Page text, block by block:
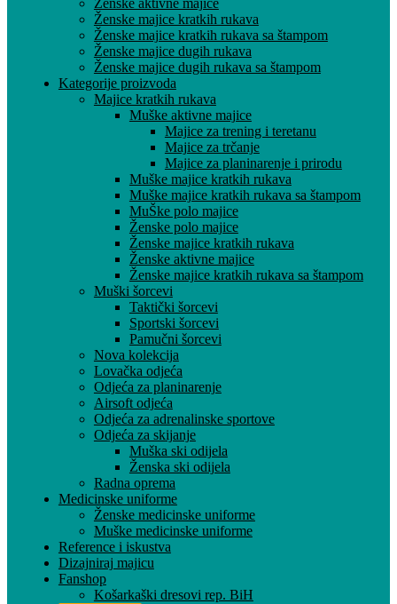
Ženske aktivne majice
Ženske majice kratkih rukava
Ženske majice kratkih rukava sa štampom
Ženske majice dugih rukava
Ženske majice dugih rukava sa štampom
Kategorije proizvoda
Majice kratkih rukava
Muške aktivne majice
Majice za trening i teretanu
Majice za trčanje
Majice za planinarenje i prirodu
Muške majice kratkih rukava
Muške majice kratkih rukava sa štampom
MuŠke polo majice
Ženske polo majice
Ženske majice kratkih rukava
Ženske aktivne majice
Ženske majice kratkih rukava sa štampom
Muški šorcevi
Taktički šorcevi
Sportski šorcevi
Pamučni šorcevi
Nova kolekcija
Lovačka odjeća
Odjeća za planinarenje
Airsoft odjeća
Odjeća za adrenalinske sportove
Odjeća za skijanje
Muška ski odijela
Ženska ski odijela
Radna oprema
Medicinske uniforme
Ženske medicinske uniforme
Muške medicinske uniforme
Reference i iskustva
Dizajniraj majicu
Fanshop
Košarkaški dresovi rep. BiH